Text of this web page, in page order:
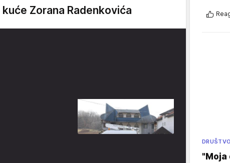
Zorana Radenkovića
DRUŠTVO
"Moja